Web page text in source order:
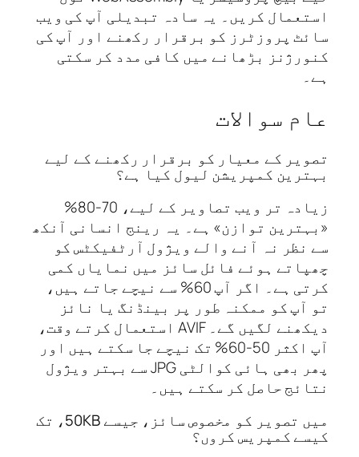
کریں۔ یہ سادہ تبدیلی آپ کی ویب
پروزٹرز کو برقرار رکھنے اور آپ کی
بڑھانے میں کافی مدد کر سکتی
سوالات
کے معیار کو برقرار رکھنے کے لیے
کمپریشن لیول کیا ہے؟
زیادہ تر ویب تصاویر کے لیے، 70-80%
توازن» ہے۔ یہ رینج انسانی آنکھ
نہ آنے والے ویژول آرٹفیکٹس کو
ہوئے فائل سائز میں نمایاں کمی
کرتی ہے۔ اگر آپ 60% سے نیچے جاتے ہیں،
کو ممکنہ طور پر بینڈنگ یا نائز
دیکھنے لگیں گے۔ AVIF استعمال کرتے وقت،
آپ اکثر 50-60% تک نیچے جا سکتے ہیں اور
پھر بھی ہائی کوالٹی JPG سے بہتر ویژول
حاصل کر سکتے ہیں۔
میں تصویر کو مخصوص سائز، جیسے 50KB، تک
کمپریس کروں؟